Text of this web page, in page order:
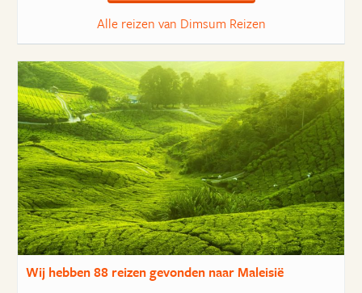
Alle reizen van Dimsum Reizen
Wij hebben88 reizengevonden naar Maleisië